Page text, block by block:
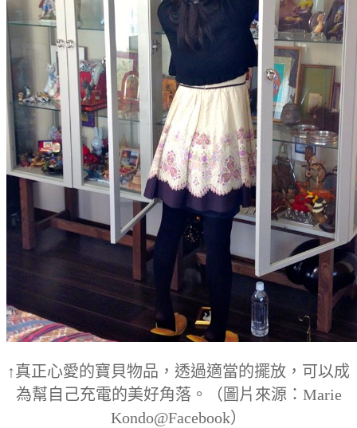
↑真正心愛的寶貝物品，透過適當的擺放，可以成
為幫自己充電的美好角落。（圖片來源：Marie
Kondo@Facebook）